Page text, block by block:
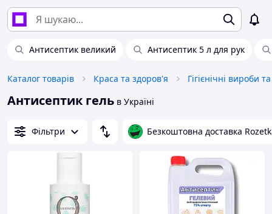
Антисептик великий Антисептик 5 л для рук
Каталог товарів Краса та здоров'я Гігієнічні вироби
Антисептик гель в Україні
Фільтри Безкоштовна доставка